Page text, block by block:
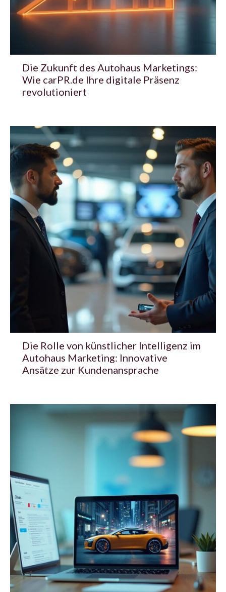
Die Zukunft des Autohaus Marketings:
Wie carPR.de Ihre digitale Präsenz
revolutioniert
Die Rolle von künstlicher Intelligenz im
Autohaus Marketing: Innovative
Ansätze zur Kundenansprache